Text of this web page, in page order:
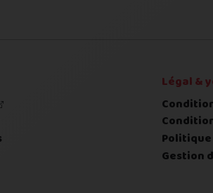
Légal &
Gestion